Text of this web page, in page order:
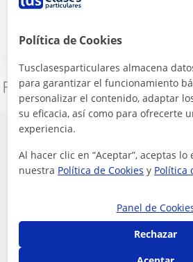
Denunciar este perfil
Otros profesores de
déficit de atención en
pueden interesarte
Política de Cookies
Tusclasesparticulares almacena
para garantizar el funcionamiento
personalizar el contenido, adaptar
su eficacia, así como para ofrecerte
experiencia.
Al hacer clic en “Aceptar”, aceptas lo
nuestra Política de Cookies y Política
Panel de
Rechazar